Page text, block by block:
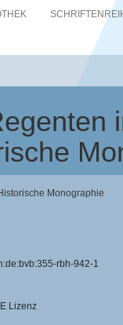
Monographie
rbh-942-1
Lizenz